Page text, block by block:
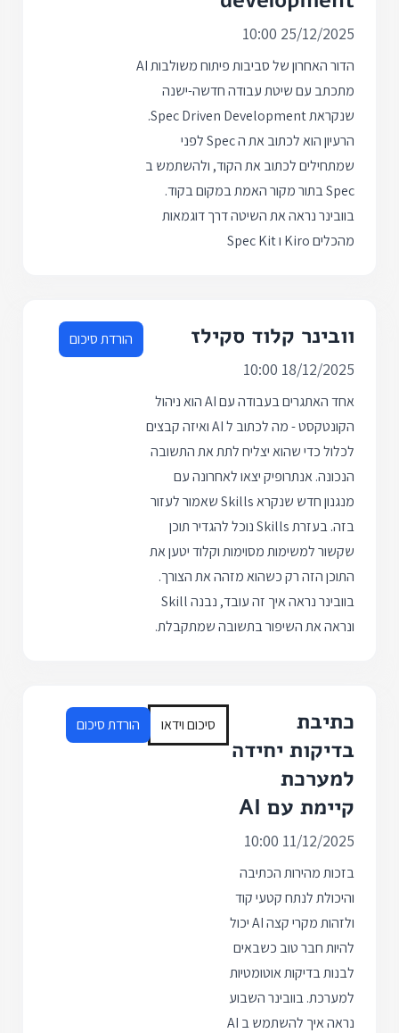
25/12/2025 10:00
הדור האחרון של סביבות פיתוח משולבות AI
מתכתב עם שיטת עבודה חדשה-ישנה
שנקראת Spec Driven Development.
הרעיון הוא לכתוב את ה Spec לפני
שמתחילים לכתוב את הקוד, ולהשתמש ב
Spec בתור מקור האמת במקום בקוד.
בוובינר נראה את השיטה דרך דוגמאות
מהכלים Kiro ו Spec Kit
וובינר קלוד סקילז
18/12/2025 10:00
אחד האתגרים בעבודה עם AI הוא ניהול
הקונטקסט - מה לכתוב ל AI ואיזה קבצים
לכלול כדי שהוא יצליח לתת את התשובה
הנכונה. אנתרופיק יצאו לאחרונה עם
מנגנון חדש שנקרא Skills שאמור לעזור
בזה. בעזרת Skills נוכל להגדיר תוכן
שקשור למשימות מסוימות וקלוד יטען את
התוכן הזה רק כשהוא מזהה את הצורך.
בוובינר נראה איך זה עובד, נבנה Skill
ונראה את השיפור בתשובה שמתקבלת.
הורדת סיכום
כתיבת
בדיקות יחידה
למערכת
קיימת עם AI
11/12/2025 10:00
בזכות מהירות הכתיבה
והיכולת לנתח קטעי קוד
ולזהות מקרי קצה AI יכול
להיות חבר טוב כשבאים
לבנות בדיקות אוטומטיות
למערכת. בוובינר השבוע
נראה איך להשתמש ב AI
סיכום וידאו הורדת סיכום